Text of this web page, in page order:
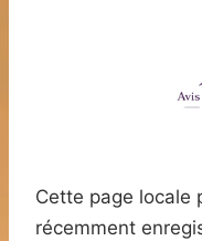
Cette page locale
récemment